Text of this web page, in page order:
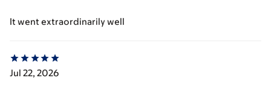
It went extraordinarily well
Jul 22, 2026